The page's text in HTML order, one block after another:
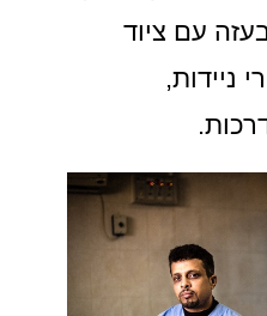
עם ציוד
ניידות,